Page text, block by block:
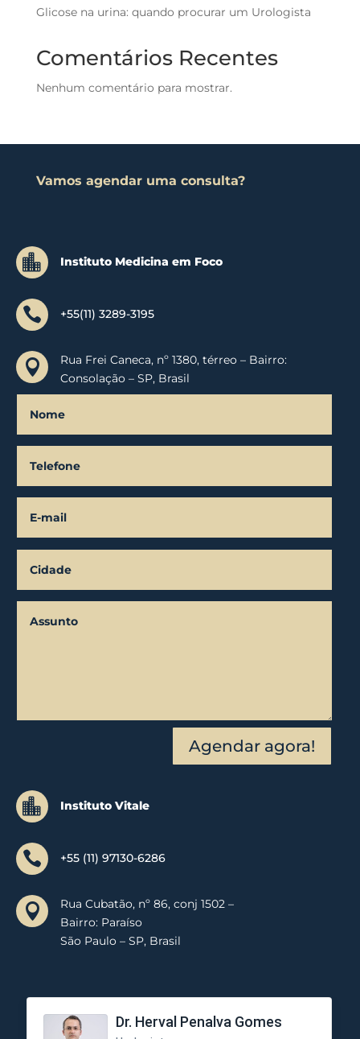
Glicose na urina: quando procurar um Urologista
Comentários Recentes
Nenhum comentário para mostrar.
Vamos agendar uma consulta?
 Instituto Medicina em Foco
 +55(11) 3289-3195

Rua Frei Caneca, nº 1380, térreo – Bairro:
Consolação – SP, Brasil
Agendar agora!
 Instituto Vitale
 +55 (11) 97130-6286

Rua Cubatão, nº 86, conj 1502 –
Bairro: Paraíso
São Paulo – SP, Brasil